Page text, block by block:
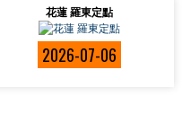
花蓮 羅東定點
2026-07-06